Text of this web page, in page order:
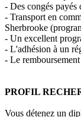
- Des congés
- Transport en
Sherbrooke
- Un excellent
- L'adhésion à un
- Le
PROFIL
Vous détenez un